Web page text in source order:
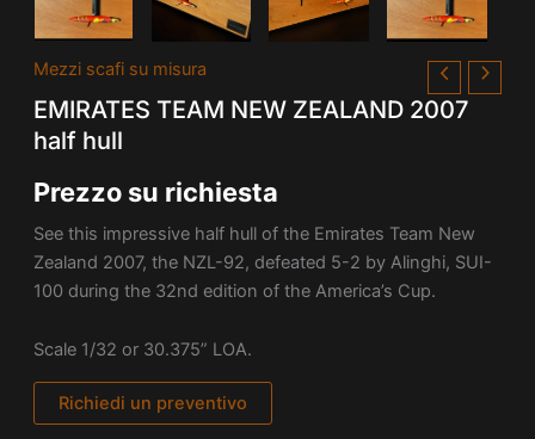
Mezzi scafi su misura
EMIRATES TEAM NEW ZEALAND 2007
half hull
Prezzo su richiesta
See this impressive half hull of the Emirates Team New
Zealand 2007, the NZL-92, defeated 5-2 by Alinghi, SUI-
100 during the 32nd edition of the America’s Cup.
Scale 1/32 or 30.375” LOA.
Richiedi un preventivo